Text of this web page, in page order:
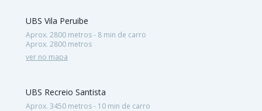
UBS Vila Peruibe
Aprox. 2800 metros - 8 min de carro
Aprox. 2800 metros
ver no mapa
UBS Recreio Santista
Aprox. 3450 metros - 10 min de carro